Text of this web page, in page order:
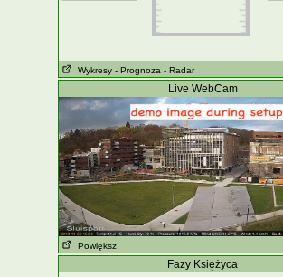
Wykresy - Prognoza - Radar
Live WebCam
Powiększ
Fazy Księżyca